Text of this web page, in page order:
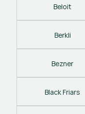
Beloit
Berkli
Bezner
Black Friars